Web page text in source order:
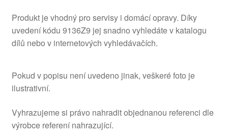
Produkt je vhodný pro servisy i domácí opravy. Díky
uvedení kódu 9136Z9 jej snadno vyhledáte v katalogu
dílů nebo v internetových vyhledávačích.
Pokud v popisu není uvedeno jinak, veškeré foto je
ilustrativní.
Vyhrazujeme si právo nahradit objednanou referenci dle
výrobce referení nahrazující.